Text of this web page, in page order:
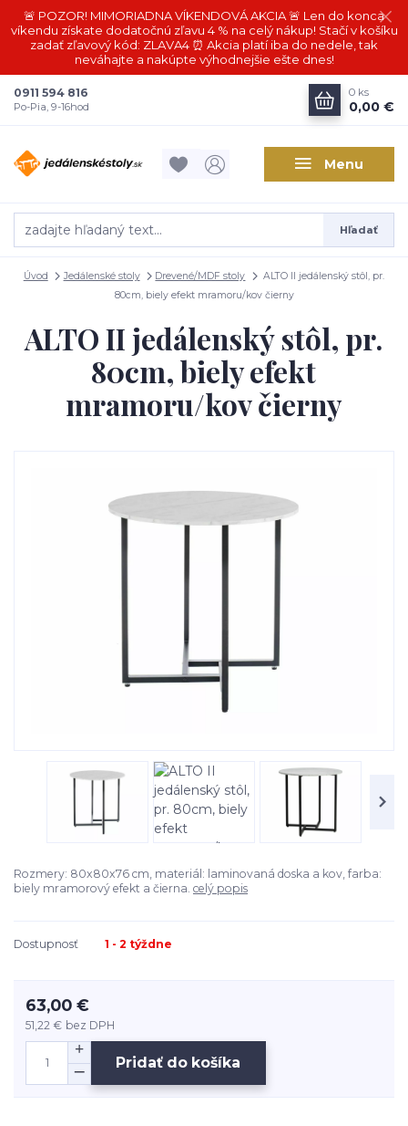
🚨 POZOR! MIMORIADNA VÍKENDOVÁ AKCIA 🚨 Len do konca
víkendu získate dodatočnú zľavu 4 % na celý nákup! Stačí v košíku
zadať zľavový kód: ZLAVA4 ⏰ Akcia platí iba do nedele, tak
neváhajte a nakúpte výhodnejšie ešte dnes!
Menu
Hľadať
0911 594 816
Po-Pia, 9-16hod
0 ks
0,00 €
Úvod Jedálenské stoly Drevené/MDF stoly
ALTO II jedálenský stôl, pr.
80cm, biely efekt mramoru/kov čierny
ALTO II jedálenský stôl, pr.
80cm, biely efekt
mramoru/kov čierny
Rozmery: 80x80x76 cm, materiál: laminovaná doska a kov, farba:
biely mramorový efekt a čierna. celý popis
Dostupnosť 1 - 2 týždne
63,00 €
51,22 € bez DPH
Pridať do košíka